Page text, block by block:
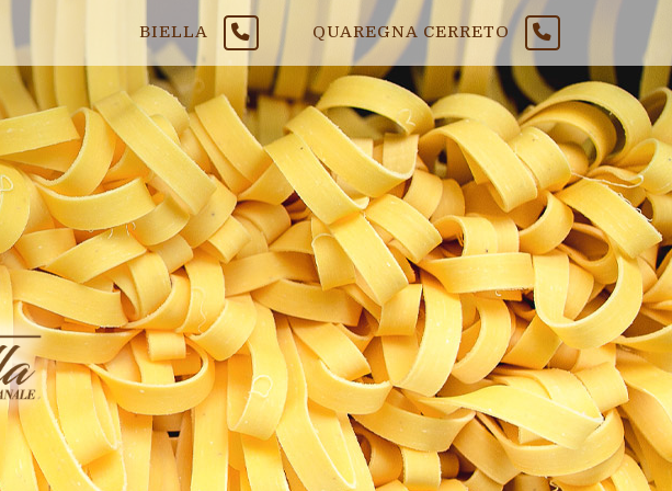
BIELLA QUAREGNA CERRETO